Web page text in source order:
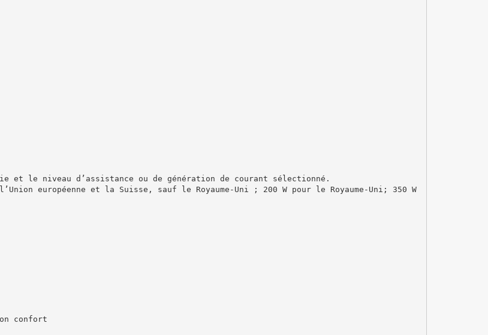
le niveau d’assistance ou de génération de courant sélectionné.
européenne et la Suisse, sauf le Royaume-Uni ; 200 W pour le Royaume-Uni; 350 W
confort